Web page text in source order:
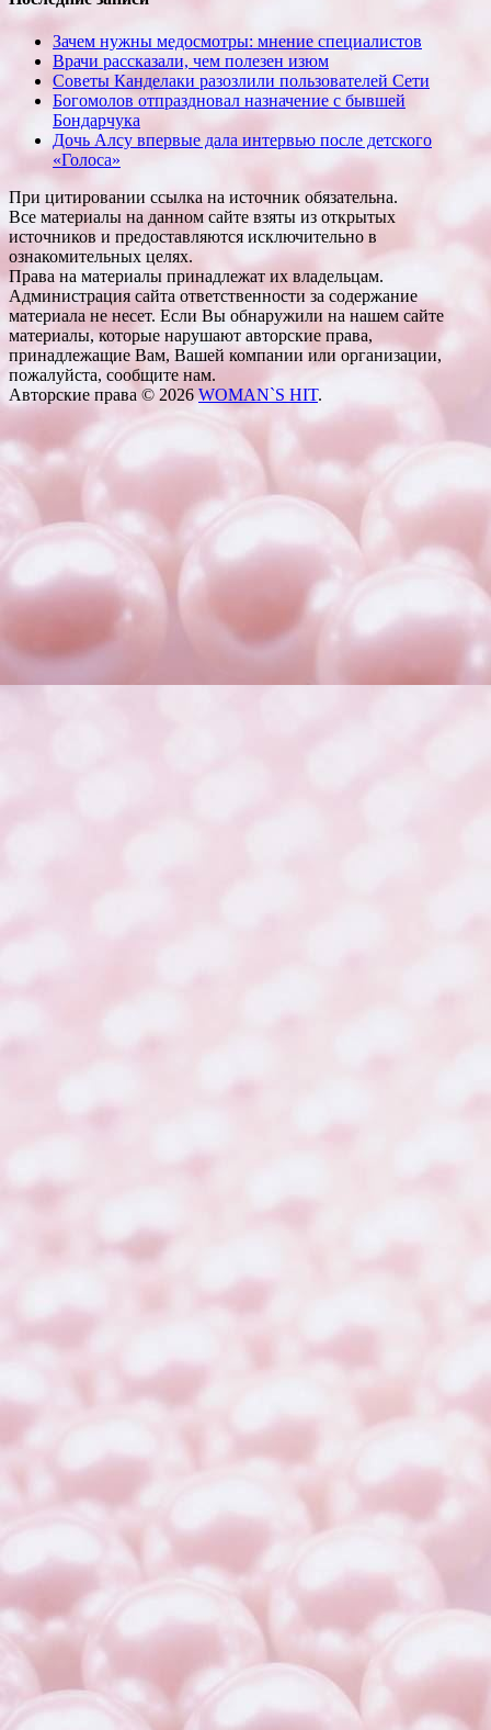
Зачем нужны медосмотры: мнение специалистов
Врачи рассказали, чем полезен изюм
Советы Канделаки разозлили пользователей Сети
Богомолов отпраздновал назначение с бывшей
Бондарчука
Дочь Алсу впервые дала интервью после детского
«Голоса»
При цитировании ссылка на источник обязательна.
Все материалы на данном сайте взяты из открытых
источников и предоставляются исключительно в
ознакомительных целях.
Права на материалы принадлежат их владельцам.
Администрация сайта ответственности за содержание
материала не несет. Если Вы обнаружили на нашем сайте
материалы, которые нарушают авторские права,
принадлежащие Вам, Вашей компании или организации,
пожалуйста, сообщите нам.
Авторские права © 2026WOMAN`S HIT.